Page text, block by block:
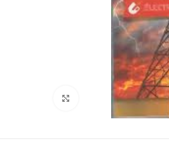
Click to enlarge